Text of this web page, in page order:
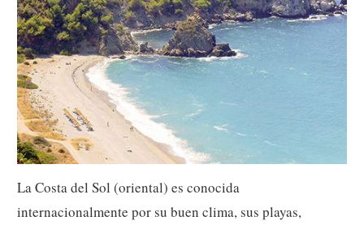
La Costa del Sol (oriental) es conocida
internacionalmente por su buen clima, sus playas,